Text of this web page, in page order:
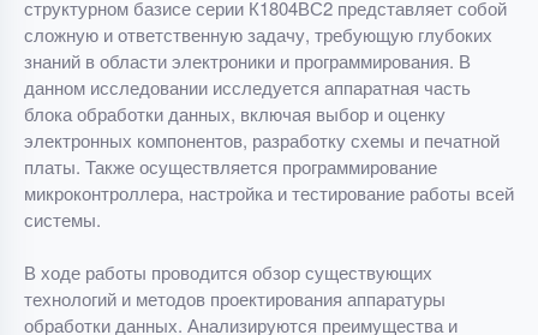
структурном базисе серии К1804ВС2 представляет собой
сложную и ответственную задачу, требующую глубоких
знаний в области электроники и программирования. В
данном исследовании исследуется аппаратная часть
блока обработки данных, включая выбор и оценку
электронных компонентов, разработку схемы и печатной
платы. Также осуществляется программирование
микроконтроллера, настройка и тестирование работы всей
системы.
В ходе работы проводится обзор существующих
технологий и методов проектирования аппаратуры
обработки данных. Анализируются преимущества и